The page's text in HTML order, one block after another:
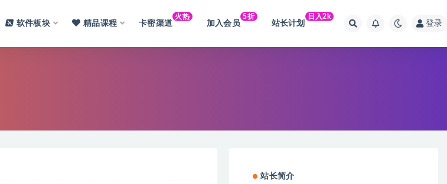
软件板块 精品课程 卡密渠道
火热
加入会员
5折
站长计划
日入2k
登录
站长简介